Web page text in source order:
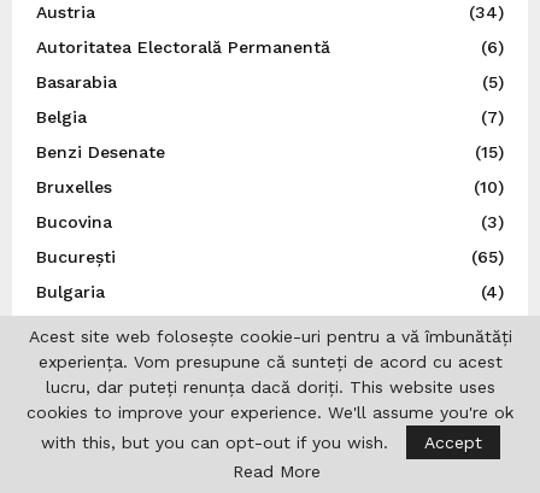
Austria
(34)
Autoritatea Electorală Permanentă
(6)
Basarabia
(5)
Belgia
(7)
Benzi Desenate
(15)
Bruxelles
(10)
Bucovina
(3)
București
(65)
Bulgaria
(4)
Calendar Ortodox
(2)
Canada
(41)
Carnaval
(3)
(5)
Acest site web folosește cookie-uri pentru a vă îmbunătăți
experiența. Vom presupune că sunteți de acord cu acest
lucru, dar puteți renunța dacă doriți. This website uses
cookies to improve your experience. We'll assume you're ok
with this, but you can opt-out if you wish.
Accept
Read More